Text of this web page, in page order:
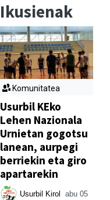
Ikusienak
Komunitatea
Usurbil KEko
Lehen Nazionala
Urnietan gogotsu
lanean, aurpegi
berriekin eta giro
apartarekin
Usurbil Kirol abu 05